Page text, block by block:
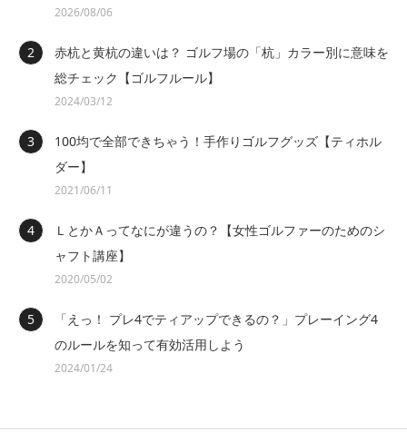
2026/08/06
赤杭と黄杭の違いは？ ゴルフ場の「杭」カラー別に意味を
総チェック【ゴルフルール】
2024/03/12
100均で全部できちゃう！手作りゴルフグッズ【ティホル
ダー】
2021/06/11
ＬとかＡってなにが違うの？【女性ゴルファーのためのシ
ャフト講座】
2020/05/02
「えっ！ プレ4でティアップできるの？」プレーイング4
のルールを知って有効活用しよう
2024/01/24